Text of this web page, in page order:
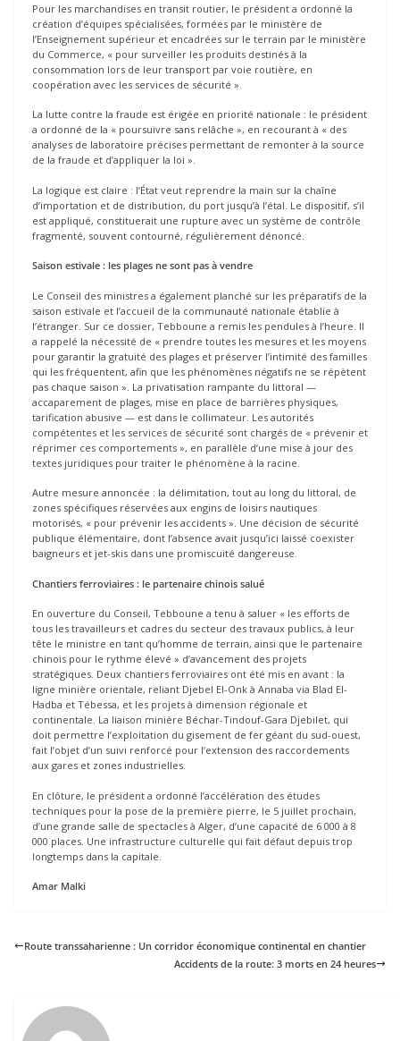
Pour les marchandises en transit routier, le président a ordonné la
création d’équipes spécialisées, formées par le ministère de
l’Enseignement supérieur et encadrées sur le terrain par le ministère
du Commerce, « pour surveiller les produits destinés à la
consommation lors de leur transport par voie routière, en
coopération avec les services de sécurité ».
La lutte contre la fraude est érigée en priorité nationale : le président
a ordonné de la « poursuivre sans relâche », en recourant à « des
analyses de laboratoire précises permettant de remonter à la source
de la fraude et d’appliquer la loi ».
La logique est claire : l’État veut reprendre la main sur la chaîne
d’importation et de distribution, du port jusqu’à l’étal. Le dispositif, s’il
est appliqué, constituerait une rupture avec un système de contrôle
fragmenté, souvent contourné, régulièrement dénoncé.
Saison estivale : les plages ne sont pas à vendre
Le Conseil des ministres a également planché sur les préparatifs de la
saison estivale et l’accueil de la communauté nationale établie à
l’étranger. Sur ce dossier, Tebboune a remis les pendules à l’heure. Il
a rappelé la nécessité de « prendre toutes les mesures et les moyens
pour garantir la gratuité des plages et préserver l’intimité des familles
qui les fréquentent, afin que les phénomènes négatifs ne se répètent
pas chaque saison ». La privatisation rampante du littoral —
accaparement de plages, mise en place de barrières physiques,
tarification abusive — est dans le collimateur. Les autorités
compétentes et les services de sécurité sont chargés de « prévenir et
réprimer ces comportements », en parallèle d’une mise à jour des
textes juridiques pour traiter le phénomène à la racine.
Autre mesure annoncée : la délimitation, tout au long du littoral, de
zones spécifiques réservées aux engins de loisirs nautiques
motorisés, « pour prévenir les accidents ». Une décision de sécurité
publique élémentaire, dont l’absence avait jusqu’ici laissé coexister
baigneurs et jet-skis dans une promiscuité dangereuse.
Chantiers ferroviaires : le partenaire chinois salué
En ouverture du Conseil, Tebboune a tenu à saluer « les efforts de
tous les travailleurs et cadres du secteur des travaux publics, à leur
tête le ministre en tant qu’homme de terrain, ainsi que le partenaire
chinois pour le rythme élevé » d’avancement des projets
stratégiques. Deux chantiers ferroviaires ont été mis en avant : la
ligne minière orientale, reliant Djebel El-Onk à Annaba via Blad El-
Hadba et Tébessa, et les projets à dimension régionale et
continentale. La liaison minière Béchar-Tindouf-Gara Djebilet, qui
doit permettre l’exploitation du gisement de fer géant du sud-ouest,
fait l’objet d’un suivi renforcé pour l’extension des raccordements
aux gares et zones industrielles.
En clôture, le président a ordonné l’accélération des études
techniques pour la pose de la première pierre, le 5 juillet prochain,
d’une grande salle de spectacles à Alger, d’une capacité de 6 000 à 8
000 places. Une infrastructure culturelle qui fait défaut depuis trop
longtemps dans la capitale.
Amar Malki
Route transsaharienne : Un corridor économique continental en chantier
Accidents de la route: 3 morts en 24 heures